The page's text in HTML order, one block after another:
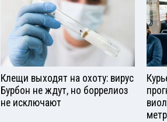
Клещи выходят на охоту: вирус
Бурбон не ждут, но боррелиоз
не исключают